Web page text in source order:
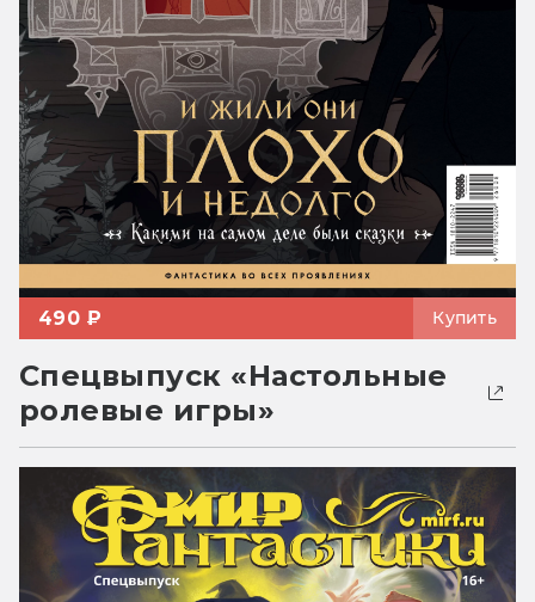
490 ₽ Купить
Спецвыпуск «Настольные
ролевые игры»